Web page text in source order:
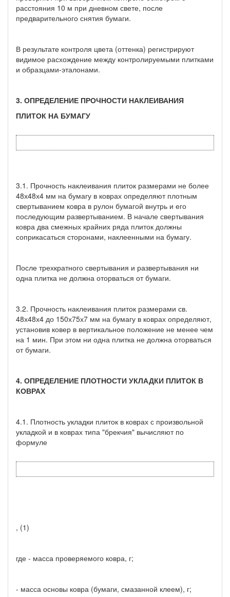
расстояния 10 м при дневном свете, после
предварительного снятия бумаги.
В результате контроля цвета (оттенка) регистрируют
видимое расхождение между контролируемыми плитками
и образцами-эталонами.
3. ОПРЕДЕЛЕНИЕ ПРОЧНОСТИ НАКЛЕИВАНИЯ
ПЛИТОК НА БУМАГУ
3.1. Прочность наклеивания плиток размерами не более
48х48х4 мм на бумагу в коврах определяют плотным
свертыванием ковра в рулон бумагой внутрь и его
последующим развертыванием. В начале свертывания
ковра два смежных крайних ряда плиток должны
соприкасаться сторонами, наклеенными на бумагу.
После трехкратного свертывания и развертывания ни
одна плитка не должна оторваться от бумаги.
3.2. Прочность наклеивания плиток размерами св.
48х48х4 до 150х75х7 мм на бумагу в коврах определяют,
установив ковер в вертикальное положение не менее чем
на 1 мин. При этом ни одна плитка не должна оторваться
от бумаги.
4. ОПРЕДЕЛЕНИЕ ПЛОТНОСТИ УКЛАДКИ ПЛИТОК В
КОВРАХ
4.1. Плотность укладки плиток в коврах с произвольной
укладкой и в коврах типа "брекчия" вычисляют по
формуле
, (1)
где - масса проверяемого ковра, г;
- масса основы ковра (бумаги, смазанной клеем), г;